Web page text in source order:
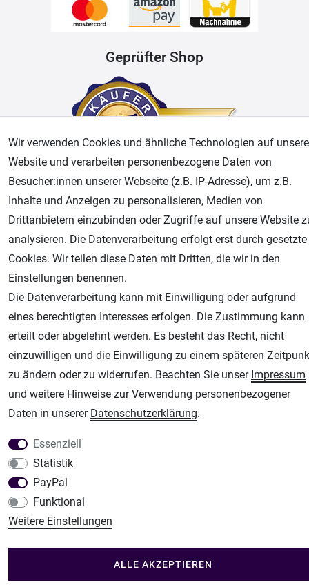
Geprüfter Shop
Airbrush-City
Fachhandel für: Airbrushpistolen, Kompressoren, Airbrushfarben
Modellbau-City
Modellbau Shop
Plotter-City
Schneideplotter, Transferpressen, Siebdruck und Plotterfolien
Im Shop Kaufen
Küchen Zubehör - Haus/Garten - Tierbedarf
Wir verwenden Cookies und ähnliche Technologien auf
Website und verarbeiten personenbezogene Daten von
Besucher:innen unserer Webseite (z.B. IP-Adresse), um z.B.
Inhalte und Anzeigen zu personalisieren, Medien von
Drittanbietern einzubinden oder Zugriffe auf unsere Website
analysieren. Die Datenverarbeitung erfolgt erst durch gesetzte
Cookies. Wir teilen diese Daten mit Dritten, die wir in den
Einstellungen benennen.
Die Datenverarbeitung kann mit Einwilligung oder aufgrund
eines berechtigten Interesses erfolgen. Die Zustimmung kann
erteilt oder abgelehnt werden. Es besteht das Recht, nicht
einzuwilligen und die Einwilligung zu einem späteren
zu ändern oder zu widerrufen. Beachten Sie unser Impressum
und weitere Hinweise zur Verwendung personenbezogener
Daten in unserer Daten­schutz­erklärung.
Essenziell
Statistik
PayPal
Funktional
Weitere Einstellungen
ALLE AKZEPTIEREN